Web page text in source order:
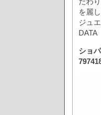
を麗
ジュ
DATA
ショ